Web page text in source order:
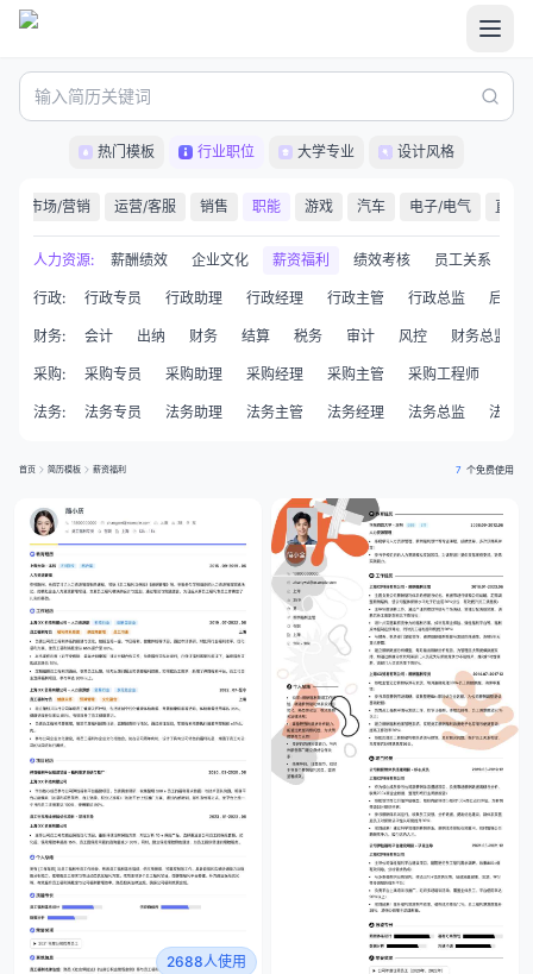
热门模板 行业职位 大学专业 设计风格
市场/营销 运营/客服 销售 职能 游戏 汽车 电子/电气 直播/
人力资源:
培训经理 薪酬绩效 企业文化 薪资福利 绩效考核 员工关系
行政: 行政专员 行政助理 行政经理 行政主管 行政总监 后勤
财务: 会计 出纳 财务 结算 税务 审计 风控 财务总监
采购: 采购专员 采购助理 采购经理 采购主管 采购工程师
法务: 法务专员 法务助理 法务主管 法务经理 法务总监 法律
首页 简历模板 薪资福利 7 个免费使用
2688人使用